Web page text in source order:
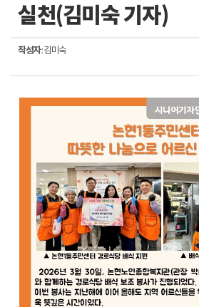
실천(김미숙 기자)
작성자: 김미숙